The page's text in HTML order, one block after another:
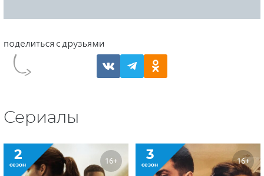
Сериалы
2
сезон 16+ 3
сезон 16+